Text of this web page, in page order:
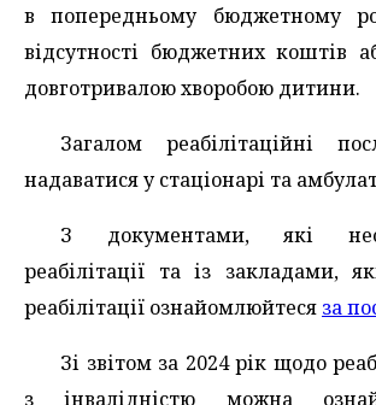
в попередньому бюджетному
відсутності бюджетних коштів
довготривалою хворобою дитини.
Загалом реабілітаційні
надаватися у стаціонарі та
З документами, які
реабілітації та із закладами,
реабілітації ознайомлюйтеся за
Зі звітом за 2024 рік щодо
з інвалідністю можна